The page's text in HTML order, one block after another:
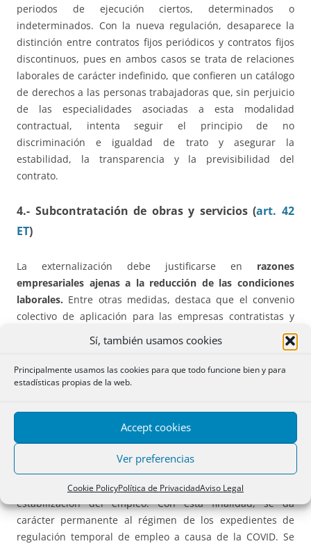
Sí, también usamos cookies
Principalmente usamos las cookies para que todo funcione bien y para
estadísticas propias de la web.
Accept cookies
Ver preferencias
Cookie PolicyPolítica de PrivacidadAviso Legal
periodos de ejecución ciertos, determinados o
indeterminados. Con la nueva regulación, desaparece la
distinción entre contratos fijos periódicos y contratos fijos
discontinuos, pues en ambos casos se trata de relaciones
laborales de carácter indefinido, que confieren un catálogo
de derechos a las personas trabajadoras que, sin perjuicio
de las especialidades asociadas a esta modalidad
contractual, intenta seguir el principio de no
discriminación e igualdad de trato y asegurar la
estabilidad, la transparencia y la previsibilidad del
contrato.
4.- Subcontratación de obras y servicios (art. 42
ET)
La externalización debe justificarse en razones
empresariales ajenas a la reducción de las condiciones
laborales. Entre otras medidas, destaca que el convenio
colectivo de aplicación para las empresas contratistas y
subcontratistas será el del sector de la actividad
desarrollada, con independencia de si dicha actividad es o
no la actividad principal de la empresa y del convenio
particular al que esté sujeta la empresa.
facilitar el uso de los expedientes temporales
de empleo
, como fórmula prioritaria y alternativa a las
extinciones y un nuevo mecanismo de flexibilidad y
estabilización del empleo. Con esta finalidad, se da
carácter permanente al régimen de los expedientes de
regulación temporal de empleo a causa de la COVID. Se